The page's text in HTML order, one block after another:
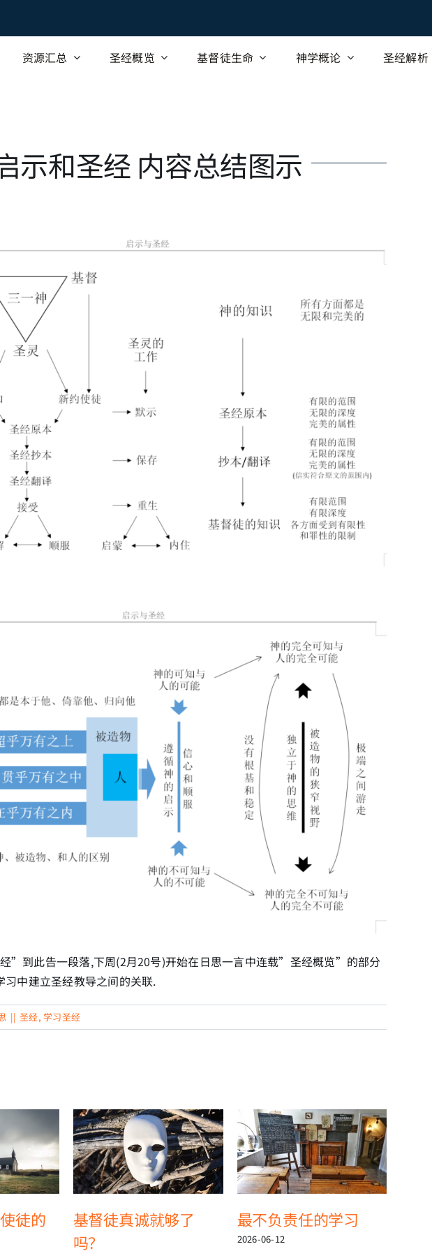
资源汇总 圣经概览 基督徒生命 神学概论 圣经解析
示和圣经 内容总结图示
”到此告一段落,下周(2月20号)开始在日思一言中连载”圣经概览”的部分
习中建立圣经教导之间的关联.
|| 圣经,学习圣经
徒的
基督徒真诚就够了
吗？
最不负责任的学习
2026-06-12